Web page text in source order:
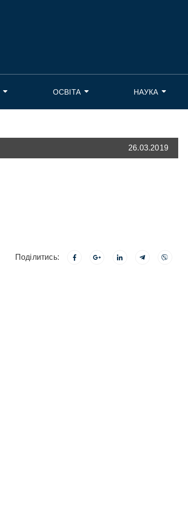
ОСВІТА НАУКА
26.03.2019
Поділитись: